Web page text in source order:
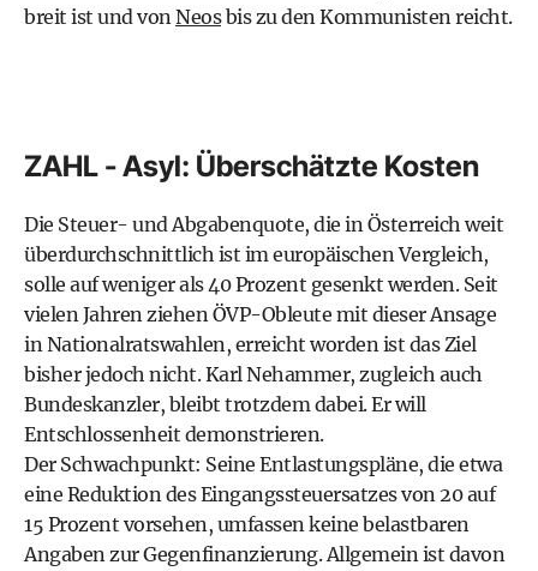
breit ist und vonNeosbis zu den Kommunisten reicht.
ZAHL - Asyl: Überschätzte Kosten
Die Steuer- und Abgabenquote, die in Österreich weit
überdurchschnittlich ist im europäischen Vergleich,
solle auf weniger als 40 Prozent gesenkt werden. Seit
vielen Jahren ziehen ÖVP-Obleute mit dieser Ansage
in Nationalratswahlen, erreicht worden ist das Ziel
bisher jedoch nicht. Karl Nehammer, zugleich auch
Bundeskanzler, bleibt trotzdem dabei. Er will
Entschlossenheit demonstrieren.
Der Schwachpunkt: Seine Entlastungspläne, die etwa
eine Reduktion des Eingangssteuersatzes von 20 auf
15 Prozent vorsehen, umfassen keine belastbaren
Angaben zur Gegenfinanzierung. Allgemein ist davon